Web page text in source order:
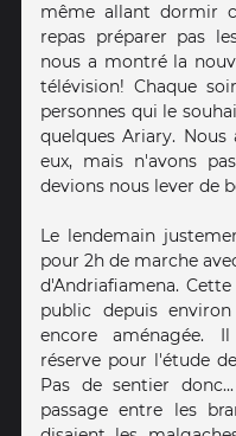
même allant dormir
repas préparer pas
nous a montré la
télévision! Chaque
personnes qui le
quelques Ariary.
eux, mais n'avons
devions nous lever de
Le lendemain
pour 2h de marche
d'Andriafiamena.
public depuis
encore aménagée.
réserve pour l'étude
Pas de sentier
passage entre les